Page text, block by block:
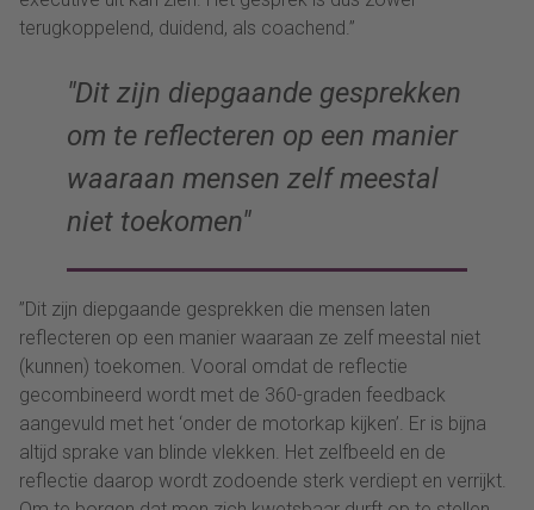
terugkoppelend, duidend, als coachend.”
Dit zijn diepgaande gesprekken
om te reflecteren op een manier
waaraan mensen zelf meestal
niet toekomen
”Dit zijn diepgaande gesprekken die mensen laten
reflecteren op een manier waaraan ze zelf meestal niet
(kunnen) toekomen. Vooral omdat de reflectie
gecombineerd wordt met de 360-graden feedback
aangevuld met het ‘onder de motorkap kijken’. Er is bijna
altijd sprake van blinde vlekken. Het zelfbeeld en de
reflectie daarop wordt zodoende sterk verdiept en verrijkt.